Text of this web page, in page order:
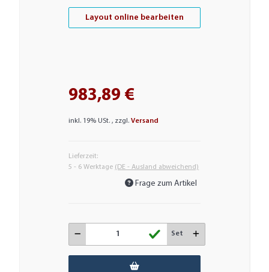
Layout online bearbeiten
983,89 €
inkl. 19% USt. , zzgl.Versand
Lieferzeit:
5 - 6 Werktage (DE - Ausland abweichend)
Frage zum Artikel
Set